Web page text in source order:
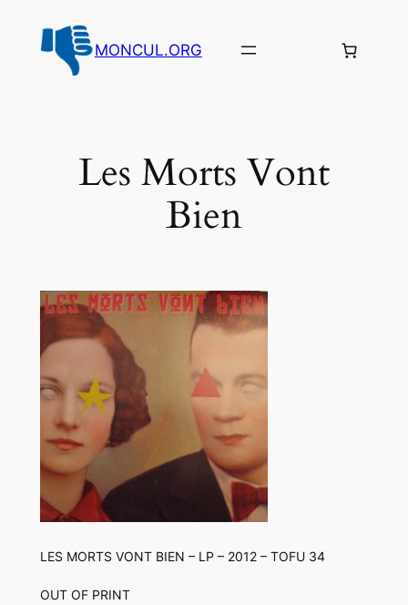
contenu
MONCUL.ORG
Les Morts Vont
Bien
LES MORTS VONT BIEN – LP – 2012 – TOFU 34
OUT OF PRINT